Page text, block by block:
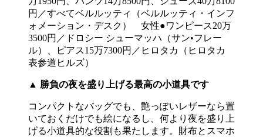
▲ 勝負の夜を盛り上げる最高の小道具です
コンパクトなバッグでも、艶っぽいレザーなら置
いておくだけでも絵になるし、何より夜を盛り上
げる小道具的な役割も果たします。財布とスマホ